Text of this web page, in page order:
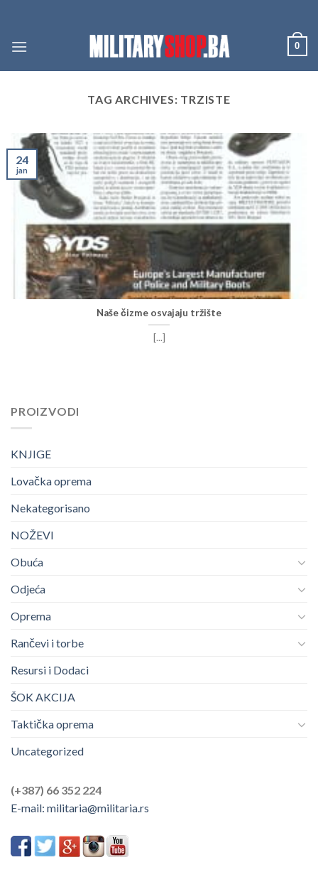
content
0
TAG ARCHIVES: TRZISTE
Naše čizme osvajaju tržište
[...]
24
jan
PROIZVODI
KNJIGE
Lovačka oprema
Nekategorisano
NOŽEVI
Obuća
Odjeća
Oprema
Rančevi i torbe
Resursi i Dodaci
ŠOK AKCIJA
Taktička oprema
Uncategorized
(+387) 66 352 224
E-mail: militaria@militaria.rs